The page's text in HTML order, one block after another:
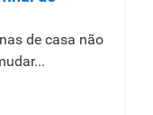
de casa não